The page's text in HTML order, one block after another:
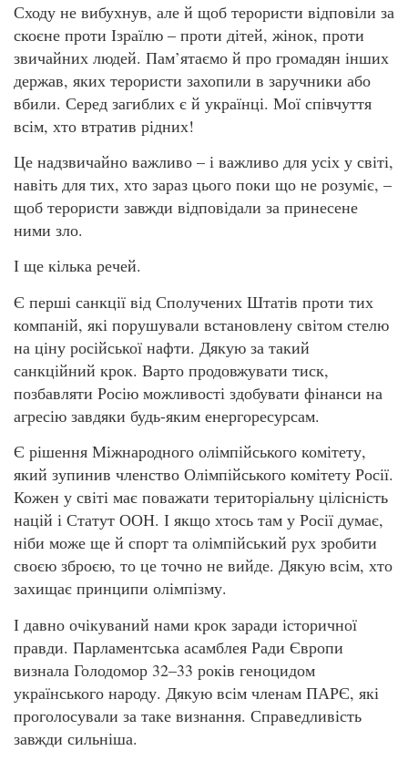
Сходу не вибухнув, але й щоб терористи відповіли за
скоєне проти Ізраїлю – проти дітей, жінок, проти
звичайних людей. Пам’ятаємо й про громадян інших
держав, яких терористи захопили в заручники або
вбили. Серед загиблих є й українці. Мої співчуття
всім, хто втратив рідних!
Це надзвичайно важливо – і важливо для усіх у світі,
навіть для тих, хто зараз цього поки що не розуміє, –
щоб терористи завжди відповідали за принесене
ними зло.
І ще кілька речей.
Є перші санкції від Сполучених Штатів проти тих
компаній, які порушували встановлену світом стелю
на ціну російської нафти. Дякую за такий
санкційний крок. Варто продовжувати тиск,
позбавляти Росію можливості здобувати фінанси на
агресію завдяки будь-яким енергоресурсам.
Є рішення Міжнародного олімпійського комітету,
який зупинив членство Олімпійського комітету Росії.
Кожен у світі має поважати територіальну цілісність
націй і Статут ООН. І якщо хтось там у Росії думає,
ніби може ще й спорт та олімпійський рух зробити
своєю зброєю, то це точно не вийде. Дякую всім, хто
захищає принципи олімпізму.
І давно очікуваний нами крок заради історичної
правди. Парламентська асамблея Ради Європи
визнала Голодомор 32–33 років геноцидом
українського народу. Дякую всім членам ПАРЄ, які
проголосували за таке визнання. Справедливість
завжди сильніша.